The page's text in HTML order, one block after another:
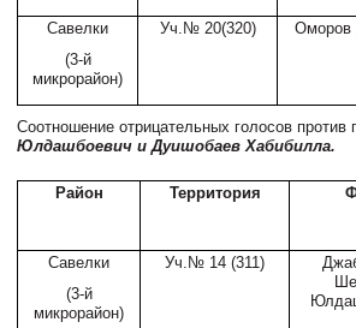
Савелки
(3-й
микрорайон)
Уч.№ 20(320) Оморов
Соотношение отрицательных голосов против
Юлдашбоевич и Дуишобаев Хабибилла.
Район Территория
Савелки
(3-й
микрорайон)
Уч.№ 14 (311)